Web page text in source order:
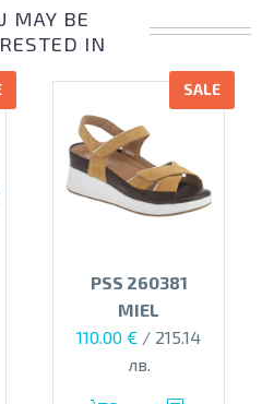
MAY BE
IN
SALE
PSS 260381
MIEL
Original
110.00 €Текущата
цена
/ 215.14
лв.